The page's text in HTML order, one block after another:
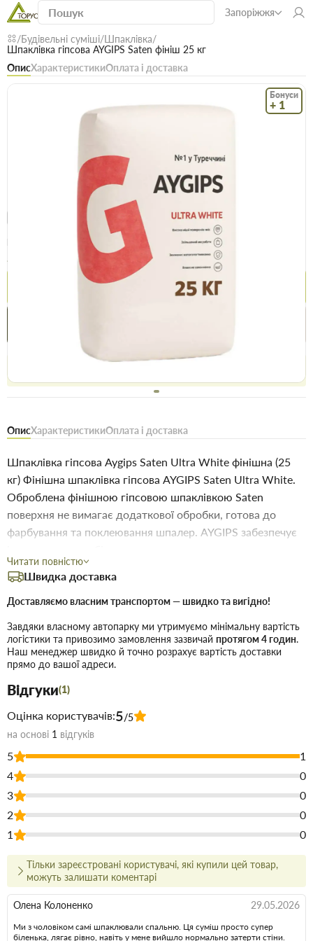
Запоріжжя
Будівельні суміші Шпаклівка
Шпаклівка гіпсова AYGIPS Saten фініш 25 кг
ОписХарактеристикиОплата і доставка
Бонуси
+ 1
Шпаклівка гіпсова AYGIPS Saten фініш 25 кг
Безкоштовна доставка! Від 15000 грн єВідновлення
299.9 грн
Опт
293.9 грн
Купити
Безоплатне повернення товару 14 днів, для власників
ОписХарактеристикиОплата і доставка
Шпаклівка гіпсова Aygips Saten Ultra White фінішна (25
кг) Фінішна шпаклівка гіпсова AYGIPS Saten Ultra White.
Оброблена фінішною гіпсовою шпаклівкою Saten
поверхня не вимагає додаткової обробки, готова до
фарбування та поклеювання шпалер. AYGIPS забезпечує
механічних дій. Переваги гіпсової штукатурки SATEN:
Може використовуватися для обробки майже всіх видів
поверхонь. Гіпсова суміш AyGips володіє високими
заповнюючими властивостями та еластичністю, що
забезпечує оптимальний ефект та зручність у роботі.
Може наноситися безпосередньо на оброблювану
поверхню і не вимагає обов'язкового попереднього
нанесення стартової шпаклівки. Застосування. Гіпсова
суміш AyGips Saten накладається рівномірно на
поверхню краще нержавіючої теркою. Нанесену суміш
потрібно добре випрасовувати в процесі роботи.
Рекомендується заповнити порожнечі та раковини в
основі перед виконанням гіпсової гладіні. Гіпсова суміш
накладається на стіни смугами від підлоги та у напрямку
до стелі, виконуючи рух терткою знизу вгору. На стелі
гіпсова суміш накладається від вікна та у напрямку до
себе. Шар гіпсової суміші на великі поверхні можна
накладати за допомогою підготовленого для такого типу
робіт агрегату для гіпсової суміші. Характеристики:
Колір білий. Витрата матеріалу: за рівної поверхні
Читати повністю
Швидка доставка
Доставляємо власним транспортом — швидко та вигідно!
Завдяки власному автопарку ми утримуємо мінімальну вартість
логістики та привозимо замовлення зазвичай протягом 4 годин.
Наш менеджер швидко й точно розрахує вартість доставки
прямо до вашої адреси.
Відгуки(1)
Оцінка користувачів:5/5
на основі 1 відгуків
5
1
4
0
3
0
2
0
1
0
Тільки зареєстровані користувачі, які купили цей товар,
можуть залишати коментарі
Олена Колоненко 29.05.2026
Ми з чоловіком самі шпаклювали спальню. Ця суміш просто супер
біленька, лягає рівно, навіть у мене вийшло нормально затерти стіни.